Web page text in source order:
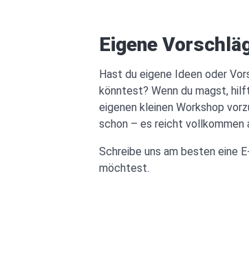
Eigene
Hast du eigene Ideen oder
könntest? Wenn du magst,
eigenen kleinen Workshop
schon – es reicht vollkommen
Schreibe uns am besten eine
möchtest.